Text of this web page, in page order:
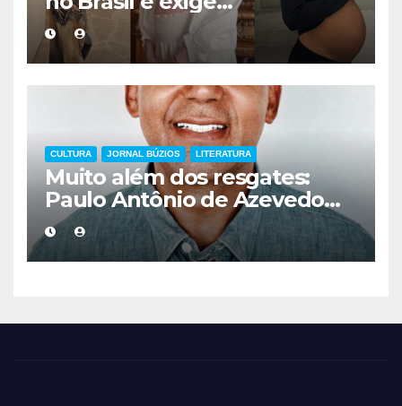
acompanhamento médico
mais cuidadoso
CULTURA JORNAL BÚZIOS LITERATURA
Muito além dos resgates:
Paulo Antônio de Azevedo
eterniza a coragem, a
humanidade e a missão dos
guarda-vidas na literatura